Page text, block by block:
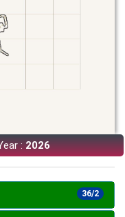
:2026
36/2